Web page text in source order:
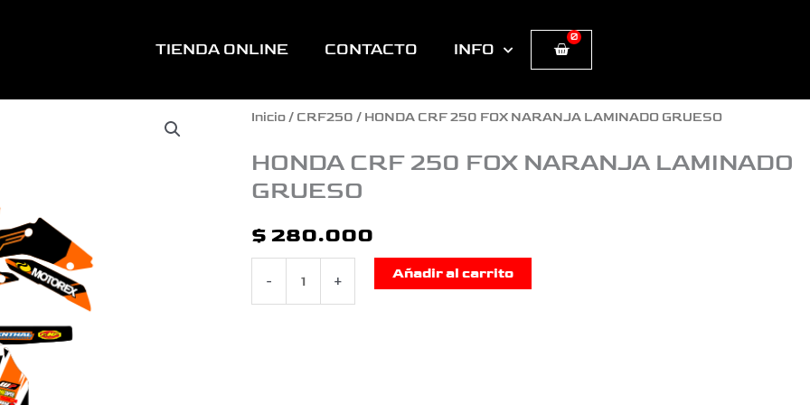
TIENDA ONLINE CONTACTO INFO
0
Cart
Inicio/ CRF250 / HONDA CRF 250 FOX NARANJA LAMINADO GRUESO
HONDA CRF 250 FOX NARANJA LAMINADO
GRUESO
$ 280.000
-
HONDA
CRF
250
FOX
LAMINADO
+ Añadir al carrito